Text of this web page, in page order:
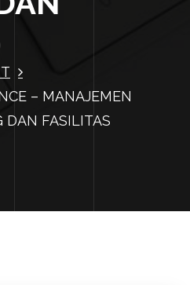
– MANAJEMEN
DAN FASILITAS